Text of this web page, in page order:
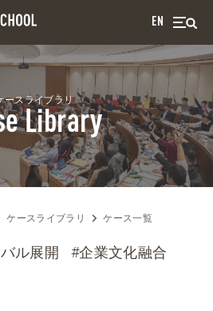
EN
ースライブラリ
Library
ケースライブラリ ケース一覧
ル展開 #企業文化融合